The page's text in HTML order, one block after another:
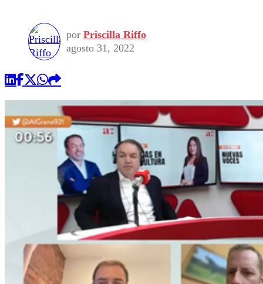
Universidad Católica
Universidad de Chile
Política
Sustentabilidad
Comercial
por Priscilla Riffo
agosto 31, 2022